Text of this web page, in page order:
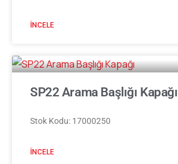
İNCELE
SP22 Arama Başlığı Kapağı
Stok Kodu: 17000250
İNCELE